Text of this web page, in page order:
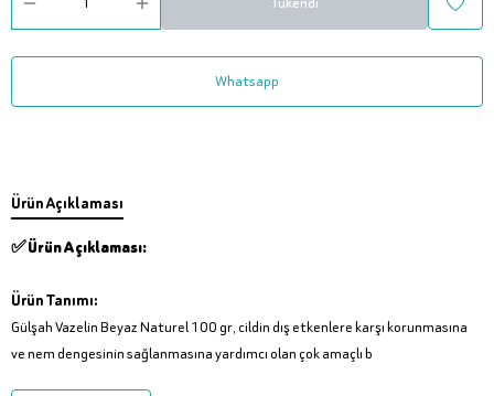
Whatsapp
Ürün Açıklaması
✅ Ürün Açıklaması:
Ürün Tanımı:
Gülşah Vazelin Beyaz Naturel 100 gr, cildin dış etkenlere karşı korunmasına
ve nem dengesinin sağlanmasına yardımcı olan çok amaçlı b